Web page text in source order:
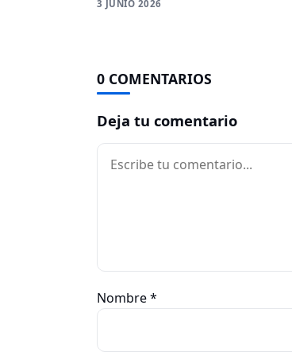
3 JUNIO 2026
0 COMENTARIOS
Deja tu comentario
Comentario
Nombre*